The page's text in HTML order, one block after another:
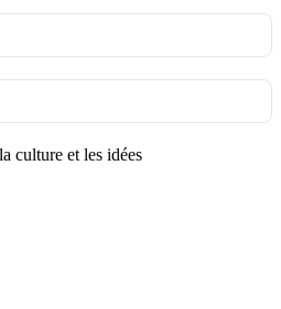
culture et les idées